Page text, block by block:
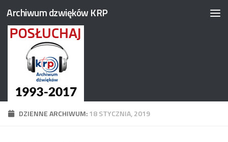
Przejdź do treści
Archiwum dzwięków KRP
DZIENNE ARCHIWUM:18 STYCZNIA, 2019